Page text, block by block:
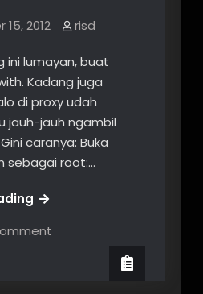
2012 risd
ini lumayan, buat
Kadang juga
di proxy udah
jauh-jauh ngambil
caranya: Buka
sebagai root:…
Setting
lewat
on